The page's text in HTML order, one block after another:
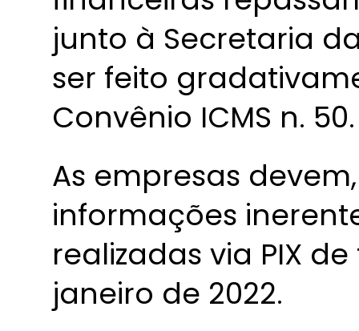
junto à Secretaria
ser feito
Convênio ICMS n. 50.
As empresas
informações
realizadas via PIX
janeiro de 2022.